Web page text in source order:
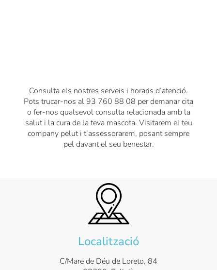
Consulta els nostres serveis i horaris d’atenció.
Pots trucar-nos al 93 760 88 08 per demanar cita
o fer-nos qualsevol consulta relacionada amb la
salut i la cura de la teva mascota. Visitarem el teu
company pelut i t’assessorarem, posant sempre
pel davant el seu benestar.
Localització
C/Mare de Déu de Loreto, 84